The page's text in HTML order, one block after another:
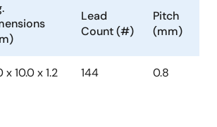
Lead
Count (#)
Pitch
(mm)
x 10.0 x 1.2 144 0.8